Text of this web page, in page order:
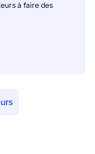
à faire des